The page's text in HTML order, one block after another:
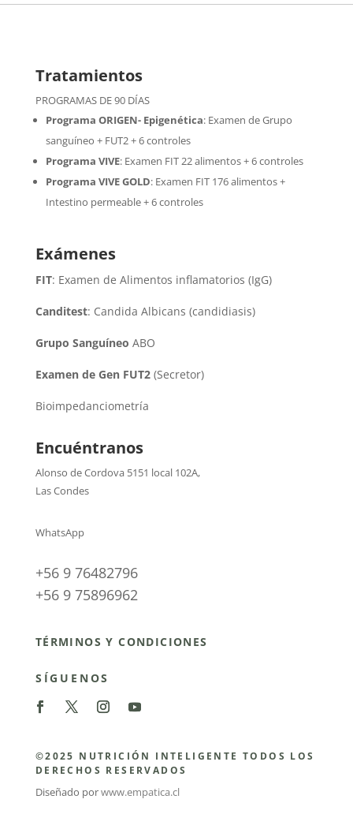
Tratamientos
PROGRAMAS DE 90 DÍAS
Programa ORIGEN- Epigenética:Examen de Grupo
sanguíneo + FUT2 + 6 controles
Programa VIVE: Examen FIT 22 alimentos + 6 controles
Programa VIVE GOLD: Examen FIT 176 alimentos +
Intestino permeable + 6 controles
Exámenes
FIT: Examen de Alimentos inflamatorios (IgG)
Canditest: Candida Albicans (candidiasis)
Grupo Sanguíneo ABO
Examen de Gen FUT2(Secretor)
Bioimpedanciometría
Encuéntranos
Alonso de Cordova 5151 local 102A,
Las Condes
WhatsApp
+56 9 76482796
+56 9 75896962
TÉRMINOS Y CONDICIONES
SÍGUENOS
©2025 NUTRICIÓN INTELIGENTE TODOS LOS
DERECHOS RESERVADOS
Diseñado porwww.empatica.cl